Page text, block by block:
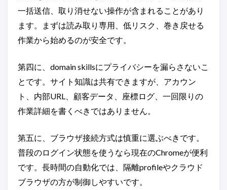
一括送信、取り消せない操作が含まれることがあり
ます。まずは読み取り専用、低リスク、巻き戻せる
作業から始めるのが安全です。
第四に、domain skillsにプライバシーを漏らさないこ
とです。サイト知識は共有できますが、アカウン
ト、内部URL、顧客データ、座標ログ、一回限りの
作業詳細を書くべきではありません。
第五に、ブラウザ接続方式は慎重に選ぶべきです。
普段のログイン状態を使うなら現在のChromeが便利
です。長時間の自動化では、隔離profileやクラウド
ブラウザの方が制御しやすいです。